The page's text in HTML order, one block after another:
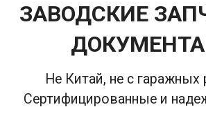
ЗАВОДСКИЕ
Не Китай, не с гаражных
Сертифицированные и